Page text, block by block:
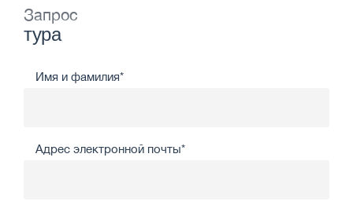
Запрос
тура
Имя и фамилия*
Адрес электронной почты*